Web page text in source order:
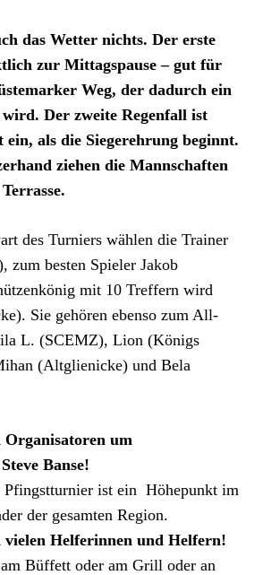
das Wetter nichts. Der erste
zur Mittagspause – gut für
Weg, der dadurch ein
wird. Der zweite Regenfall ist
ein, als die Siegerehrung beginnt.
ziehen die Mannschaften
des Turniers wählen die Trainer
zum besten Spieler Jakob
mit 10 Treffern wird
Sie gehören ebenso zum All-
L. (SCEMZ), Lion (Königs
(Altglienicke) und Bela
Organisatoren um
Banse!
Pfingstturnier ist ein Höhepunkt im
der gesamten Region.
vielen Helferinnen und Helfern!
Büffett oder am Grill oder an